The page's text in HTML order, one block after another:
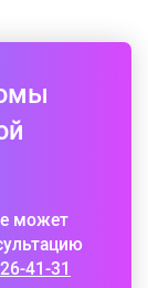
может
41-31